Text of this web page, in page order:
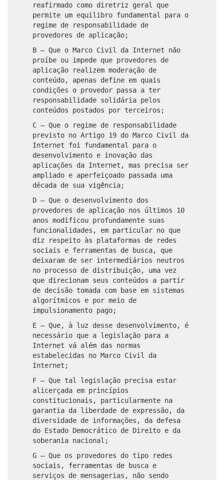
reafirmado como diretriz geral que
permite um equilibro fundamental para o
regime de responsabilidade de
provedores de aplicação;
B – Que o Marco Civil da Internet não
proíbe ou impede que provedores de
aplicação realizem moderação de
conteúdo, apenas define em quais
condições o provedor passa a ter
responsabilidade solidária pelos
conteúdos postados por terceiros;
C – Que o regime de responsabilidade
previsto no Artigo 19 do Marco Civil da
Internet foi fundamental para o
desenvolvimento e inovação das
aplicações da Internet, mas precisa ser
ampliado e aperfeiçoado passada uma
década de sua vigência;
D – Que o desenvolvimento dos
provedores de aplicação nos últimos 10
anos modificou profundamente suas
funcionalidades, em particular no que
diz respeito às plataformas de redes
sociais e ferramentas de busca, que
deixaram de ser intermediários neutros
no processo de distribuição, uma vez
que direcionam seus conteúdos a partir
de decisão tomada com base em sistemas
algorítmicos e por meio de
impulsionamento pago;
E – Que, à luz desse desenvolvimento, é
necessário que a legislação para a
Internet vá além das normas
estabelecidas no Marco Civil da
Internet;
F – Que tal legislação precisa estar
alicerçada em princípios
constitucionais, particularmente na
garantia da liberdade de expressão, da
diversidade de informações, da defesa
do Estado Democrático de Direito e da
soberania nacional;
G – Que os provedores do tipo redes
sociais, ferramentas de busca e
serviços de mensagerias, não sendo